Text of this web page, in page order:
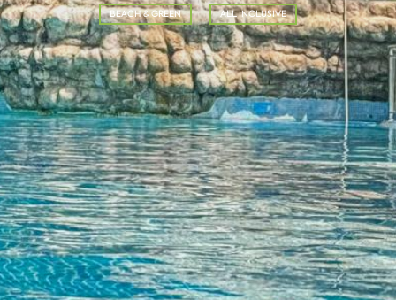
BEACH & GREEN ALL INCLUSIVE